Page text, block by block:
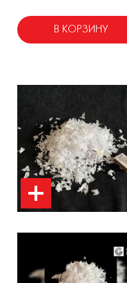
В КОРЗИНУ